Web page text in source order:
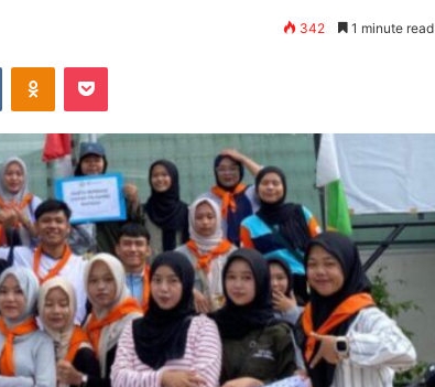
342 1 minute read
VKontakteOdnoklassniki
Pocket